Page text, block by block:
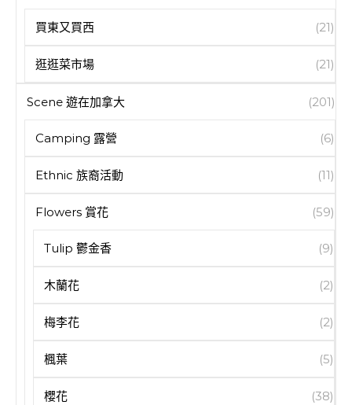
買東又買西 (21)
逛逛菜市場 (21)
Scene 遊在加拿大 (201)
Camping 露營 (6)
Ethnic 族裔活動 (11)
Flowers 賞花 (59)
Tulip 鬱金香 (9)
木蘭花 (2)
梅李花 (2)
楓葉 (5)
櫻花 (38)